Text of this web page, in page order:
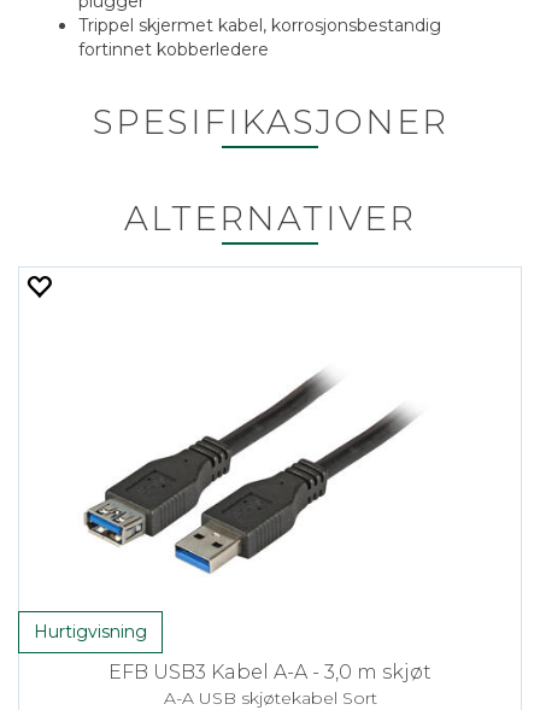
Trippel skjermet kabel, korrosjonsbestandig
fortinnet kobberledere
SPESIFIKASJONER
ALTERNATIVER
Hurtigvisning
EFB USB3 Kabel A-A - 3,0 m skjøt
A-A USB skjøtekabel Sort